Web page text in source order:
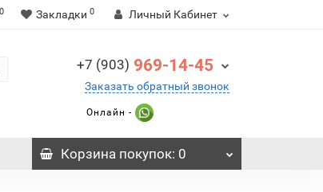
0 Закладки 0 Личный Кабинет
+7 (903) 969-14-45
Заказать обратный звонок
Онлайн -
Корзинапокупок: 0